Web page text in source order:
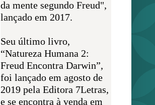
da mente segundo Freud",
lançado em 2017.
Seu último livro,
“Natureza Humana 2:
Freud Encontra Darwin”,
foi lançado em agosto de
2019 pela Editora 7Letras,
e se encontra à venda em